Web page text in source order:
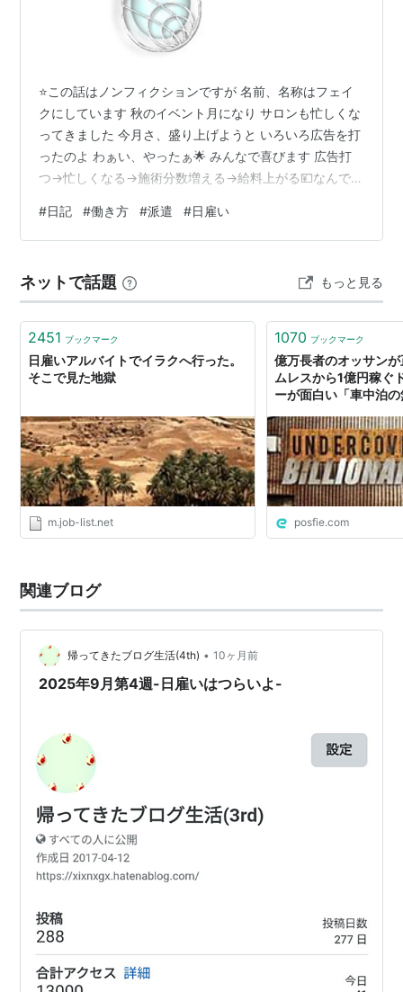
⭐この話はノンフィクションですが 名前、名称はフェイ
クにしています 秋のイベント月になり サロンも忙しくな
ってきました 今月さ、盛り上げようと いろいろ広告を打
ったのよ わぁい、やったぁ🌟 みんなで喜びます 広告打
つ→忙しくなる→施術分数増える→給料上がる💴なんです
伸び率が今月の時給のベースになるという ちょっと複雑
ですが 施術すればするほど時給が上がる仕組みです もち
も別にもらいます 忙しいほど、みんな嬉しいのには 間違
いはありません❗️ でもさぁ、俺ら4人で部屋5個あるじゃ
ん 満室には…
#日記 #働き方 #派遣 #日雇い
ネットで話題 もっと見る
2451 ブックマーク
日雇いアルバイトでイラクへ行った。
そこで見た地獄
m.job-list.net
1070 ブックマーク
億万長者のオッサン
ムレスから1億円稼ぐ
ーが面白い「車中泊
動産転売で起業資金
posfie.com
関連ブログ
帰ってきたブログ生活(4th) • 10ヶ月前
2025年9月第4週-日雇いはつらいよ-